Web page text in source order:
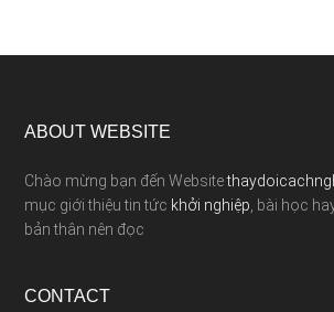
ABOUT WEBSITE
Chào mừng bạn đến Website
mục giới thiệu tin tức khởi nghiệp , bài học
bản thân nên đọc
CONTACT